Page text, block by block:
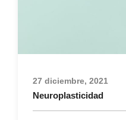
27 diciembre, 2021
Neuroplasticidad